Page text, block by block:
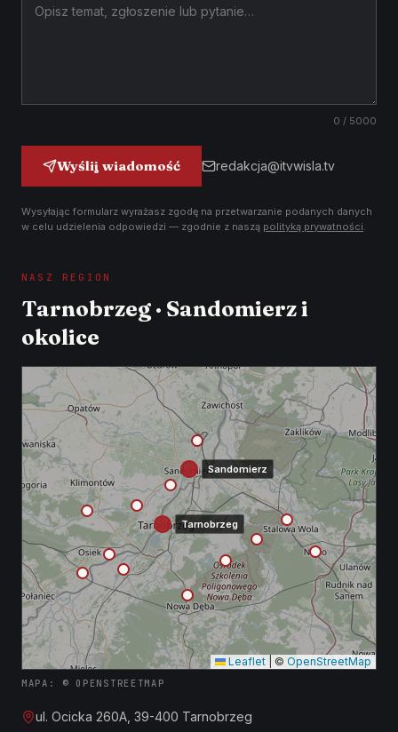
0 / 5000
Wyślij wiadomość redakcja@itvwisla.tv
Wysyłając formularz wyrażasz zgodę na przetwarzanie podanych danych
w celu udzielenia odpowiedzi — zgodnie z naszą polityką prywatności.
NASZ REGION
Tarnobrzeg · Sandomierz i
okolice
Tarnobrzeg
Sandomierz
Leaflet © OpenStreetMap
MAPA: © OPENSTREETMAP
ul. Ocicka 260A, 39-400 Tarnobrzeg